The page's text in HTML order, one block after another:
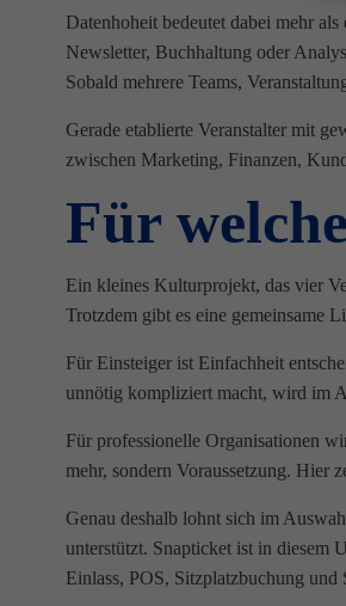
Datenhoheit bedeutet dabei mehr
Newsletter, Buchhaltung oder
Sobald mehrere Teams,
Gerade etablierte Veranstalter mit
zwischen Marketing, Finanzen,
Für
Ein kleines Kulturprojekt, das vier
Trotzdem gibt es eine gemeinsame
Für Einsteiger ist Einfachheit
unnötig kompliziert macht, wird im
Für professionelle Organisationen
mehr, sondern Voraussetzung. Hier
Genau deshalb lohnt sich im
unterstützt. Snapticket ist in diesem
Einlass, POS, Sitzplatzbuchung und